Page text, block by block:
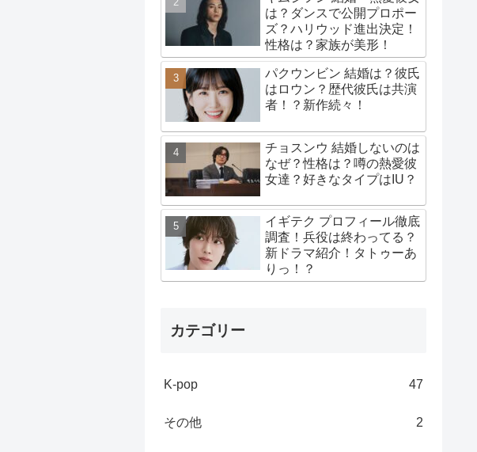
は？ダンスで公開プロポー
ズ？ハリウッド進出決定！
性格は？家族が美形！
パクウンビン 結婚は？彼氏
はロウン？歴代彼氏は共演
者！？新作続々！
チョスンウ 結婚しないのは
なぜ？性格は？噂の熱愛彼
女達？好きなタイプはIU？
イギテク プロフィール徹底
調査！兵役は終わってる？
新ドラマ紹介！タトゥーあ
りっ！？
カテゴリー
K-pop 47
その他 2